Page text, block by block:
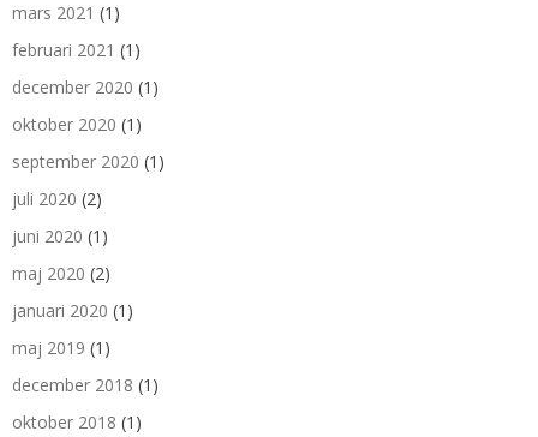
mars 2021 (1)
februari 2021 (1)
december 2020 (1)
oktober 2020 (1)
september 2020 (1)
juli 2020 (2)
juni 2020 (1)
maj 2020 (2)
januari 2020 (1)
maj 2019 (1)
december 2018 (1)
oktober 2018 (1)